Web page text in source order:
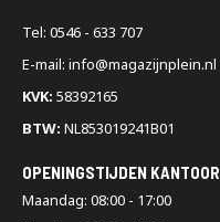
Tel: 0546 - 633 707
E-mail: info@magazijnplein.nl
KVK: 58392165
BTW: NL853019241B01
OPENINGSTIJDEN KANTOOR
Maandag: 08:00 - 17:00